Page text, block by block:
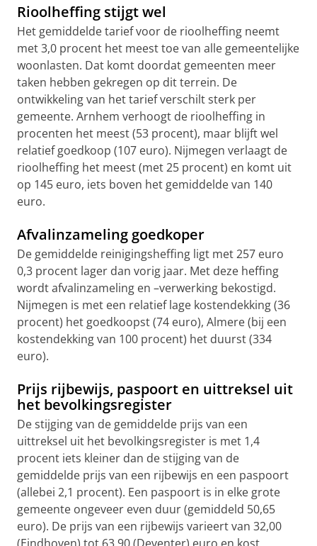
Rioolheffing stijgt wel
Het gemiddelde tarief voor de rioolheffing neemt
met 3,0 procent het meest toe van alle gemeentelijke
woonlasten. Dat komt doordat gemeenten meer
taken hebben gekregen op dit terrein. De
ontwikkeling van het tarief verschilt sterk per
gemeente. Arnhem verhoogt de rioolheffing in
procenten het meest (53 procent), maar blijft wel
relatief goedkoop (107 euro). Nijmegen verlaagt de
rioolheffing het meest (met 25 procent) en komt uit
op 145 euro, iets boven het gemiddelde van 140
euro.
Afvalinzameling goedkoper
De gemiddelde reinigingsheffing ligt met 257 euro
0,3 procent lager dan vorig jaar. Met deze heffing
wordt afvalinzameling en –verwerking bekostigd.
Nijmegen is met een relatief lage kostendekking (36
procent) het goedkoopst (74 euro), Almere (bij een
kostendekking van 100 procent) het duurst (334
euro).
Prijs rijbewijs, paspoort en uittreksel uit
het bevolkingsregister
De stijging van de gemiddelde prijs van een
uittreksel uit het bevolkingsregister is met 1,4
procent iets kleiner dan de stijging van de
gemiddelde prijs van een rijbewijs en een paspoort
(allebei 2,1 procent). Een paspoort is in elke grote
gemeente ongeveer even duur (gemiddeld 50,65
euro). De prijs van een rijbewijs varieert van 32,00